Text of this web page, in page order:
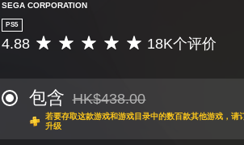
SEGA CORPORATION
PS5
平
价
4
8
4.88 18K个评价
包含 从原价HK$438.00折扣优惠
HK$438.00
若要存取这款游戏和游戏目录中的数百款其他游戏，
升级